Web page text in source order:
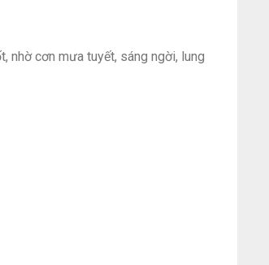
nhờ cơn mưa tuyết, sáng ngời, lung